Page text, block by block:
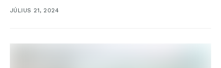
régióban a munkahelyi neurodiverzitásról, rámutatva
JÚLIUS 21, 2024